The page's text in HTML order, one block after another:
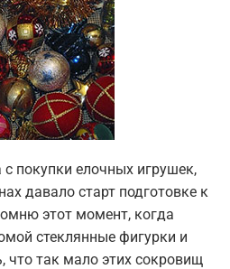
с покупки елочных игрушек,
давало старт подготовке к
этот момент, когда
стеклянные фигурки и
что так мало этих сокровищ